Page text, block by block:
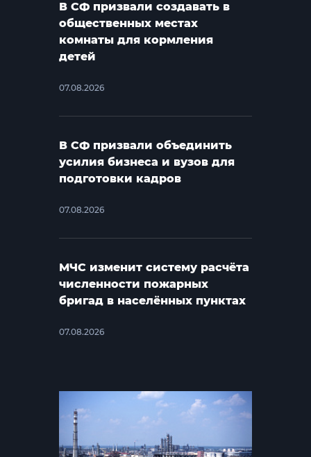
В СФ призвали создавать в
общественных местах
комнаты для кормления
детей
07.08.2026
В СФ призвали объединить
усилия бизнеса и вузов для
подготовки кадров
07.08.2026
МЧС изменит систему расчёта
численности пожарных
бригад в населённых пунктах
07.08.2026